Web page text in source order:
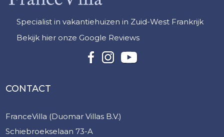
Specialist in vakantiehuizen in Zuid-West Frankrijk
Bekijk hier onze Google Reviews
CONTACT
FranceVilla (Duomar Villas B.V.)
Schiebroekselaan 73-A